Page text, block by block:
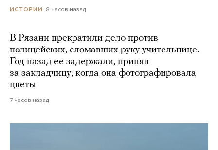
ИСТОРИИ 8 часов назад
В Рязани прекратили дело против
полицейских, сломавших руку учительнице.
Год назад ее задержали, приняв
за закладчицу, когда она фотографировала
цветы
7 часов назад